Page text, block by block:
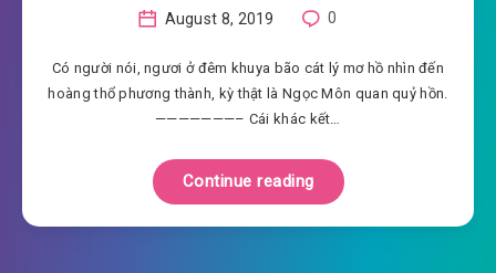
August 8, 2019 0
Có người nói, ngươi ở đêm khuya bão cát lý mơ hồ nhìn đến
hoàng thổ phương thành, kỳ thật là Ngọc Môn quan quỷ hồn.
———————– Cái khác kết…
Continue reading